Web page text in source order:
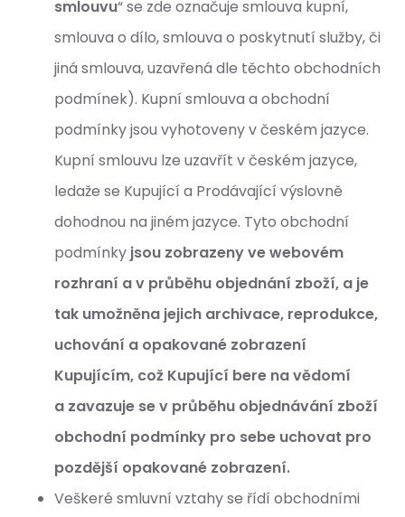
smlouvu“ se zde označuje smlouva kupní,
smlouva o dílo, smlouva o poskytnutí služby, či
jiná smlouva, uzavřená dle těchto obchodních
podmínek). Kupní smlouva a obchodní
podmínky jsou vyhotoveny v českém jazyce.
Kupní smlouvu lze uzavřít v českém jazyce,
ledaže se Kupující a Prodávající výslovně
dohodnou na jiném jazyce. Tyto obchodní
podmínky jsou zobrazeny ve webovém
rozhraní a v průběhu objednání zboží, a je
tak umožněna jejich archivace, reprodukce,
uchování a opakované zobrazení
Kupujícím, což Kupující bere na vědomí
a zavazuje se v průběhu objednávání zboží
obchodní podmínky pro sebe uchovat pro
pozdější opakované zobrazení.
Veškeré smluvní vztahy se řídí obchodními